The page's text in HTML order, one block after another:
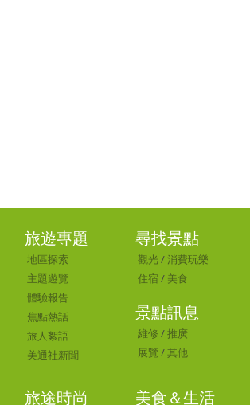
旅遊專題
地區探索
主題遊覽
體驗報告
焦點熱話
旅人絮語
美通社新聞
尋找景點
觀光 /消費玩樂
住宿 / 美食
景點訊息
維修 /推廣
展覽 /其他
旅途時尚 美食＆生活